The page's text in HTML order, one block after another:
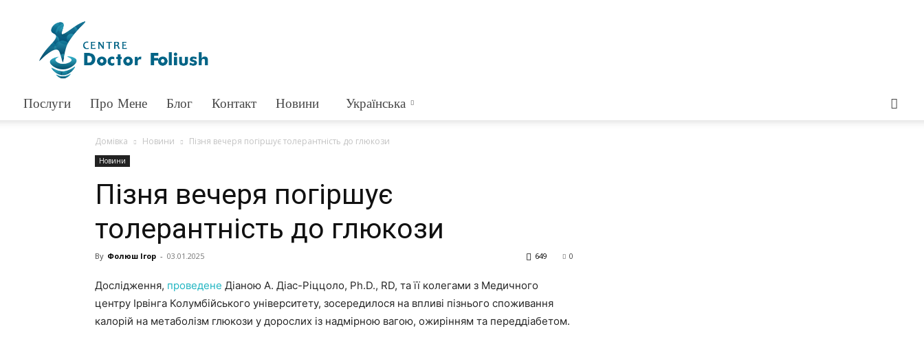
Послуги Про Мене Блог Контакт Новини Українська
Домівка Новини Пізня вечеря погіршує толерантність до глюкози
Новини
Пізня вечеря погіршує
толерантність до глюкози
By Фолюш Ігор - 03.01.2025 0
649
Дослідження, проведене Діаною А. Діас-Ріццоло, Ph.D., RD, та її колегами з Медичного
центру Ірвінга Колумбійського університету, зосередилося на впливі пізнього споживання
калорій на метаболізм глюкози у дорослих із надмірною вагою, ожирінням та переддіабетом.